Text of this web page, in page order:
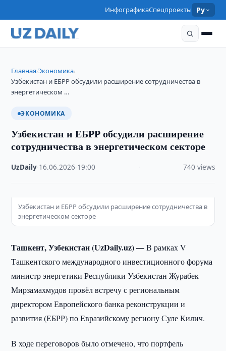
ИнфографикаСпецпроекты Ру
Главная›Экономика›
Узбекистан и ЕБРР обсудили расширение сотрудничества в
энергетическом …
ЭКОНОМИКА
Узбекистан и ЕБРР обсудили расширение
сотрудничества в энергетическом секторе
UzDaily 16.06.2026 19:00 740 views
Узбекистан и ЕБРР обсудили расширение сотрудничества в
энергетическом секторе
Ташкент, Узбекистан (UzDaily.uz) —В рамках V
Ташкентского международного инвестиционного форума
министр энергетики Республики Узбекистан Журабек
Мирзамахмудов провёл встречу с региональным
директором Европейского банка реконструкции и
развития (ЕБРР) по Евразийскому региону Суле Килич.
В ходе переговоров было отмечено, что портфель